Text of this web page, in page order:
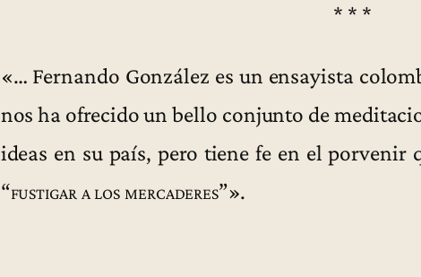
* * *
«… Fernando González es un ensayista
nos ha ofrecido un bello conjunto de
ideas en su país, pero tiene fe en el porvenir
“fustigar a los mercaderes”».